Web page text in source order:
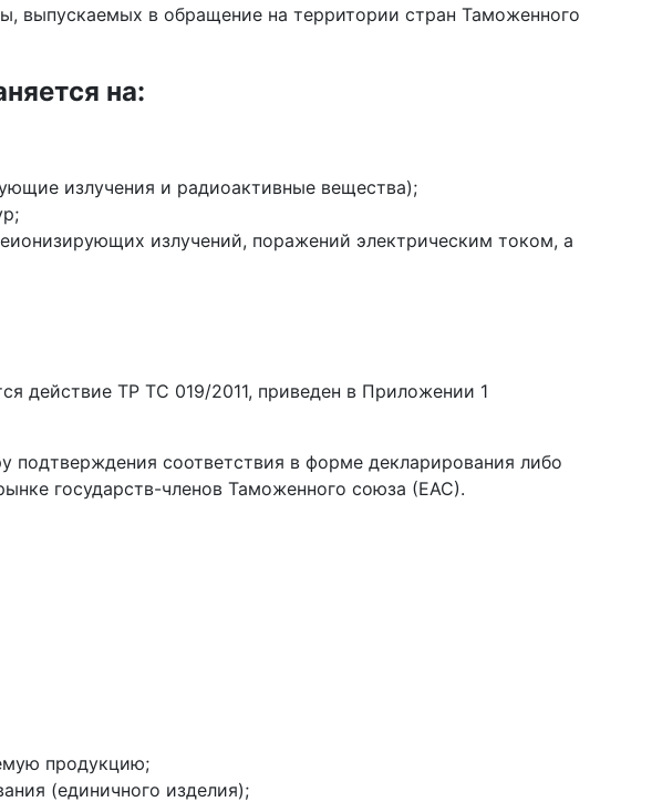
выпускаемых в обращение на территории стран Таможенного
на:
излучения и радиоактивные вещества);
излучений, поражений электрическим током, а
действие ТР ТС 019/2011, приведен в Приложении 1
соответствия в форме декларирования либо
государств-членов Таможенного союза (ЕАС).
продукцию;
(единичного изделия);